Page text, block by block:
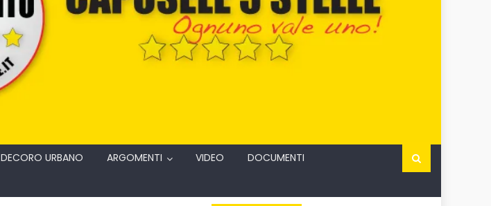
DECORO URBANO ARGOMENTI VIDEO
DOCUMENTI